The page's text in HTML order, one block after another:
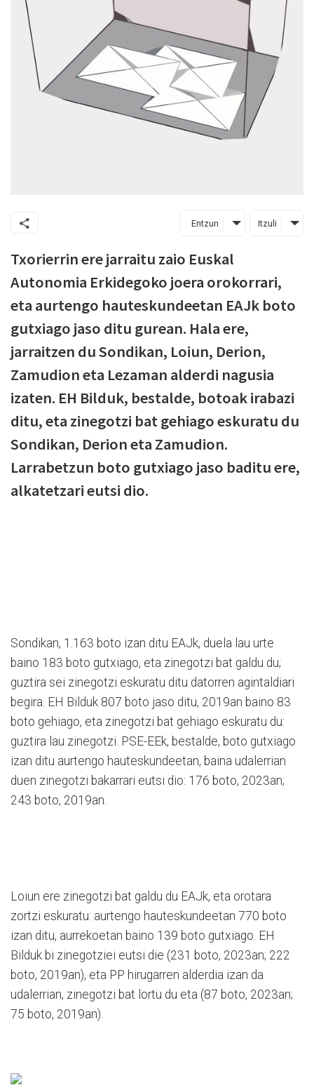
Entzun Itzuli
Txorierrin ere jarraitu zaio Euskal
Autonomia Erkidegoko joera orokorrari,
eta aurtengo hauteskundeetan EAJk boto
gutxiago jaso ditu gurean. Hala ere,
jarraitzen du Sondikan, Loiun, Derion,
Zamudion eta Lezaman alderdi nagusia
izaten. EH Bilduk, bestalde, botoak irabazi
ditu, eta zinegotzi bat gehiago eskuratu du
Sondikan, Derion eta Zamudion.
Larrabetzun boto gutxiago jaso baditu ere,
alkatetzari eutsi dio.
Sondikan, 1.163 boto izan ditu EAJk, duela lau urte
baino 183 boto gutxiago, eta zinegotzi bat galdu du;
guztira sei zinegotzi eskuratu ditu datorren agintaldiari
begira. EH Bilduk 807 boto jaso ditu, 2019an baino 83
boto gehiago, eta zinegotzi bat gehiago eskuratu du:
guztira lau zinegotzi. PSE-EEk, bestalde, boto gutxiago
izan ditu aurtengo hauteskundeetan, baina udalerrian
duen zinegotzi bakarrari eutsi dio: 176 boto, 2023an;
243 boto, 2019an.
Loiun ere zinegotzi bat galdu du EAJk, eta orotara
zortzi eskuratu: aurtengo hauteskundeetan 770 boto
izan ditu, aurrekoetan baino 139 boto gutxiago. EH
Bilduk bi zinegotziei eutsi die (231 boto, 2023an; 222
boto, 2019an), eta PP hirugarren alderdia izan da
udalerrian, zinegotzi bat lortu du eta (87 boto, 2023an;
75 boto, 2019an).